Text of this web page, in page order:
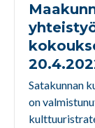
Satakunnan
on